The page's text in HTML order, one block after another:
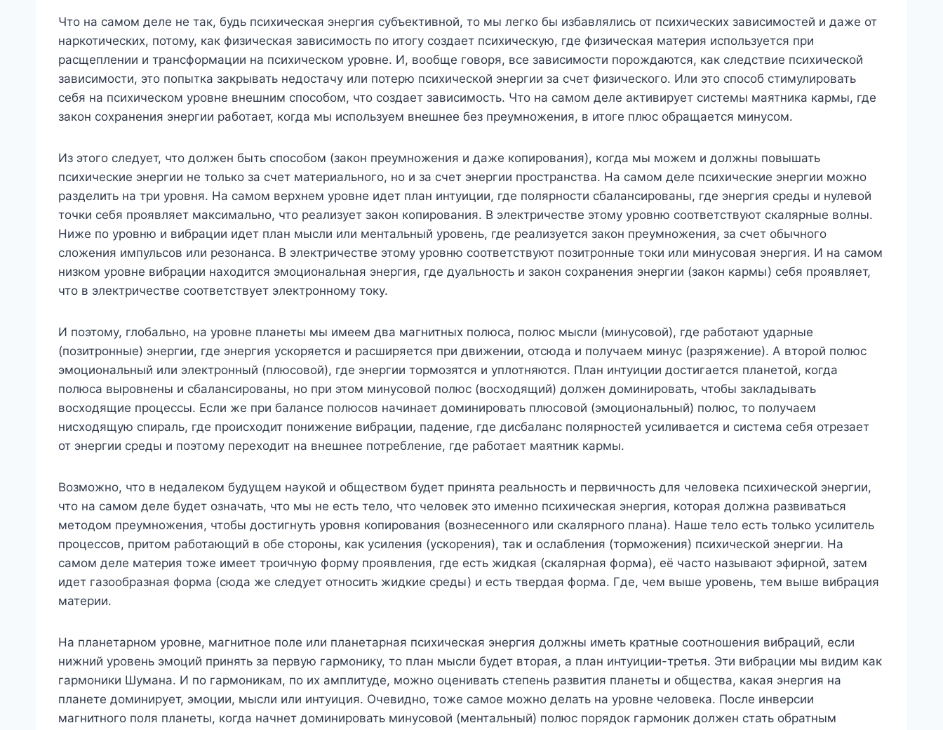
Что на самом деле не так, будь психическая энергия субъективной, то мы легко бы избавлялись от психических зависимостей и даже от
наркотических, потому, как физическая зависимость по итогу создает психическую, где физическая материя используется при
расщеплении и трансформации на психическом уровне. И, вообще говоря, все зависимости порождаются, как следствие психической
зависимости, это попытка закрывать недостачу или потерю психической энергии за счет физического. Или это способ стимулировать
себя на психическом уровне внешним способом, что создает зависимость. Что на самом деле активирует системы маятника кармы, где
закон сохранения энергии работает, когда мы используем внешнее без преумножения, в итоге плюс обращается минусом.
Из этого следует, что должен быть способом (закон преумножения и даже копирования), когда мы можем и должны повышать
психические энергии не только за счет материального, но и за счет энергии пространства. На самом деле психические энергии можно
разделить на три уровня. На самом верхнем уровне идет план интуиции, где полярности сбалансированы, где энергия среды и нулевой
точки себя проявляет максимально, что реализует закон копирования. В электричестве этому уровню соответствуют скалярные волны.
Ниже по уровню и вибрации идет план мысли или ментальный уровень, где реализуется закон преумножения, за счет обычного
сложения импульсов или резонанса. В электричестве этому уровню соответствуют позитронные токи или минусовая энергия. И на самом
низком уровне вибрации находится эмоциональная энергия, где дуальность и закон сохранения энергии (закон кармы) себя проявляет,
что в электричестве соответствует электронному току.
И поэтому, глобально, на уровне планеты мы имеем два магнитных полюса, полюс мысли (минусовой), где работают ударные
(позитронные) энергии, где энергия ускоряется и расширяется при движении, отсюда и получаем минус (разряжение). А второй полюс
эмоциональный или электронный (плюсовой), где энергии тормозятся и уплотняются. План интуиции достигается планетой, когда
полюса выровнены и сбалансированы, но при этом минусовой полюс (восходящий) должен доминировать, чтобы закладывать
восходящие процессы. Если же при балансе полюсов начинает доминировать плюсовой (эмоциональный) полюс, то получаем
нисходящую спираль, где происходит понижение вибрации, падение, где дисбаланс полярностей усиливается и система себя отрезает
от энергии среды и поэтому переходит на внешнее потребление, где работает маятник кармы.
Возможно, что в недалеком будущем наукой и обществом будет принята реальность и первичность для человека психической энергии,
что на самом деле будет означать, что мы не есть тело, что человек это именно психическая энергия, которая должна развиваться
методом преумножения, чтобы достигнуть уровня копирования (вознесенного или скалярного плана). Наше тело есть только усилитель
процессов, притом работающий в обе стороны, как усиления (ускорения), так и ослабления (торможения) психической энергии. На
самом деле материя тоже имеет троичную форму проявления, где есть жидкая (скалярная форма), её часто называют эфирной, затем
идет газообразная форма (сюда же следует относить жидкие среды) и есть твердая форма. Где, чем выше уровень, тем выше вибрация
материи.
На планетарном уровне, магнитное поле или планетарная психическая энергия должны иметь кратные соотношения вибраций, если
нижний уровень эмоций принять за первую гармонику, то план мысли будет вторая, а план интуиции-третья. Эти вибрации мы видим как
гармоники Шумана. И по гармоникам, по их амплитуде, можно оценивать степень развития планеты и общества, какая энергия на
планете доминирует, эмоции, мысли или интуиция. Очевидно, тоже самое можно делать на уровне человека. После инверсии
магнитного поля планеты, когда начнет доминировать минусовой (ментальный) полюс порядок гармоник должен стать обратным